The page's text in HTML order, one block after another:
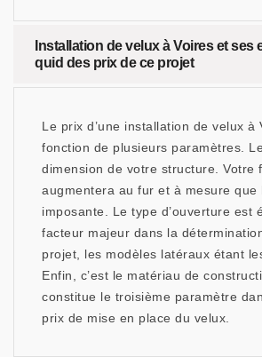
Installation de velux à Voires et ses
quid des prix de ce projet
Le prix d’une installation de velux à
fonction de plusieurs paramètres.
dimension de votre structure. Votre
augmentera au fur et à mesure que
imposante. Le type d’ouverture est
facteur majeur dans la
projet, les modèles latéraux étant
Enfin, c’est le matériau de
constitue le troisième paramètre
prix de mise en place du velux.